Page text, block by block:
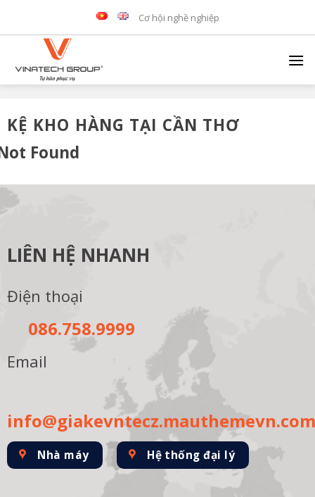
Cơ hội nghề nghiệp
KỆ KHO HÀNG TẠI CẦN THƠ
Found
LIÊN HỆ NHANH
Điện thoại
086.758.9999
Email
info@giakevntecz.mauthemevn.com
Nhà máy Hệ thống đại lý